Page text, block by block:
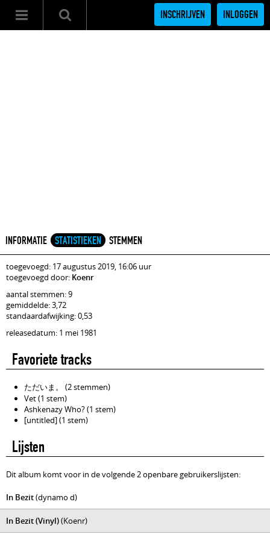
INSCHRIJVEN INLOGGEN
INFORMATIE STATISTIEKEN STEMMEN
toegevoegd: 17 augustus 2019, 16:06 uur
toegevoegd door: Koenr
aantal stemmen: 9
gemiddelde: 3,72
standaardafwijking: 0,53
releasedatum: 1 mei 1981
Favoriete tracks
ただいま。 (2 stemmen)
Vet (1 stem)
Ashkenazy Who? (1 stem)
[untitled] (1 stem)
Lijsten
Dit album komt voor in de volgende 2 openbare gebruikerslijsten:
In Bezit(dynamo d)
In Bezit (Vinyl)(Koenr)